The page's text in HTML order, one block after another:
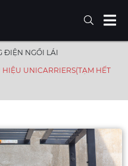
ĐIỆN NGỒI LÁI
UNICARRIERS(TẠM HẾT